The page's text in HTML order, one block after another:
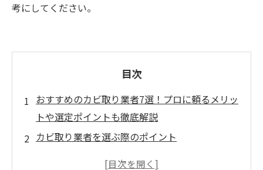
考にしてください。
目次
おすすめのカビ取り業者7選！プロに頼るメリッ
トや選定ポイントも徹底解説
カビ取り業者を選ぶ際のポイント
プロにカビ取りを依頼するメリット